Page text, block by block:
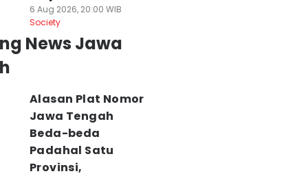
6 Aug 2026, 20:00 WIB
Society
News Jawa
Alasan Plat Nomor
Jawa Tengah
Beda-beda
Padahal Satu
Provinsi,